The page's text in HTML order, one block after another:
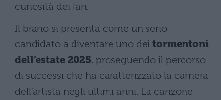
curiosità dei fan.
Il brano si presenta come un serio
candidato a diventare uno dei tormentoni
dell’estate 2025, proseguendo il percorso
di successi che ha caratterizzato la carriera
dell’artista negli ultimi anni. La canzone